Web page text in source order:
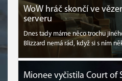
WoW hráč skončí ve
serveru
Dnes tady máme něco trochu
Blizzard nemá rád, když si s ním
Mionee vyčistila Court of